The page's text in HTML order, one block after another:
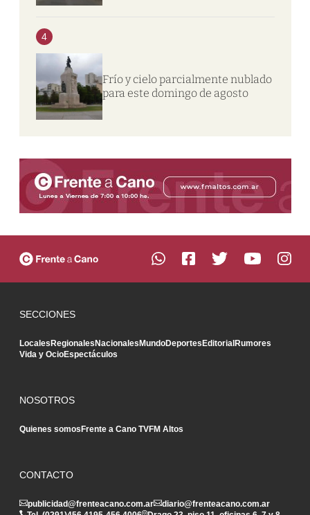
4
Frío y cielo parcialmente nublado
para este domingo de agosto
SECCIONES
LocalesRegionalesNacionalesMundoDeportesEditorialRumores
Vida y OcioEspectáculos
NOSOTROS
Quienes somosFrente a Cano TVFM Altos
CONTACTO
publicidad@frenteacano.com.ar
diario@frenteacano.com.ar